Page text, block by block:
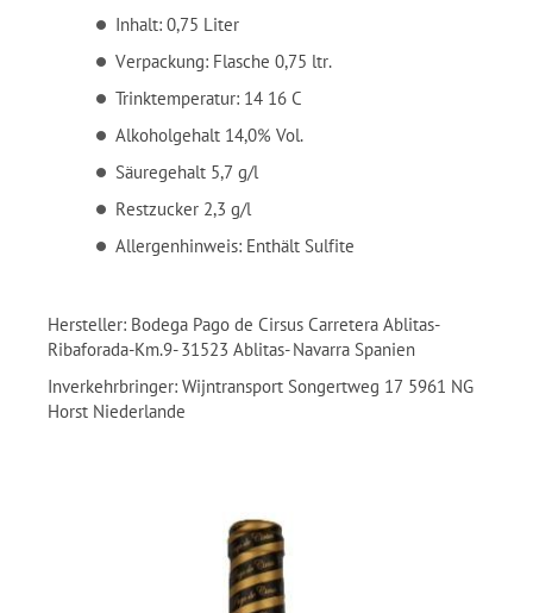
Inhalt: 0,75 Liter
Verpackung: Flasche 0,75 ltr.
Trinktemperatur: 14 16 C
Alkoholgehalt 14,0% Vol.
Säuregehalt 5,7 g/l
Restzucker 2,3 g/l
Allergenhinweis: Enthält Sulfite
Hersteller: Bodega Pago de Cirsus Carretera Ablitas-
Ribaforada-Km.9- 31523 Ablitas- Navarra Spanien
Inverkehrbringer: Wijntransport Songertweg 17 5961 NG
Horst Niederlande